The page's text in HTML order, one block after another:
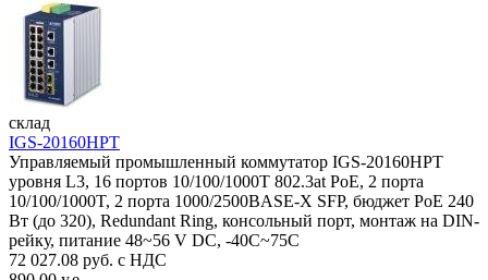
склад
IGS-20160HPT
Управляемый промышленный коммутатор IGS-20160HPT
уровня L3, 16 портов 10/100/1000T 802.3at PoE, 2 порта
10/100/1000T, 2 порта 1000/2500BASE-X SFP, бюджет PoE 240
Вт (до 320), Redundant Ring, консольный порт, монтаж на DIN-
рейку, питание 48~56 V DC, -40С~75C
72 027.08 руб. с НДС